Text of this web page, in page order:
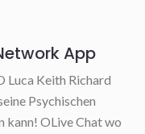
App
Luca Keith Richard
Psychischen
kann! OLive Chat wo